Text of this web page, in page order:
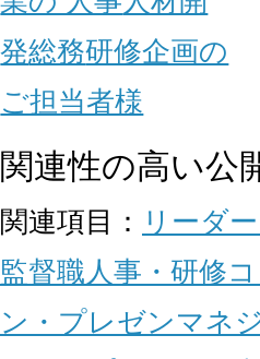
発総務研修企画の
ご担当者様
関連性の高い公
関連項目： リーダ
監督職人事・研修
ン・プレゼンマネ